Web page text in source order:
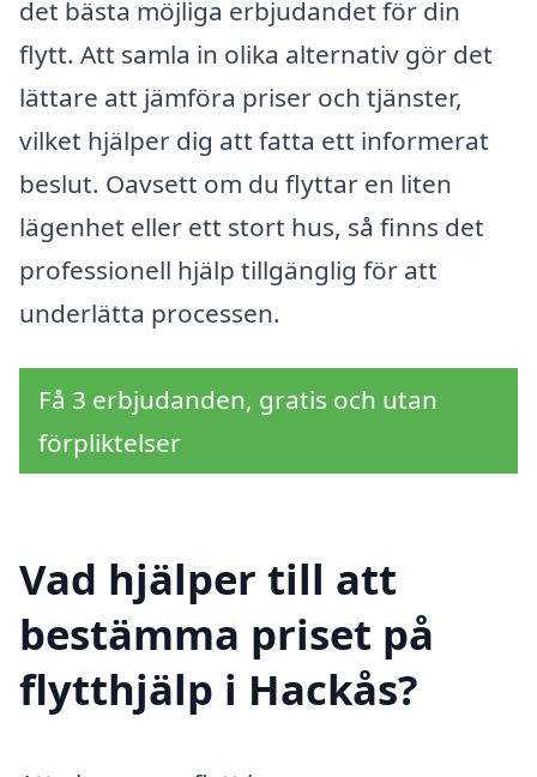
det bästa möjliga erbjudandet för din
flytt. Att samla in olika alternativ gör det
lättare att jämföra priser och tjänster,
vilket hjälper dig att fatta ett informerat
beslut. Oavsett om du flyttar en liten
lägenhet eller ett stort hus, så finns det
professionell hjälp tillgänglig för att
underlätta processen.
Få 3 erbjudanden, gratis och utan
förpliktelser
Vad hjälper till att
bestämma priset på
flytthjälp i Hackås?